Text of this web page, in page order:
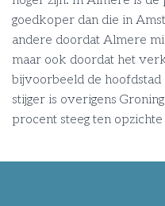
goedkoper dan die in
andere doordat Almere
maar ook doordat het
bijvoorbeeld de
stijger is overigens
procent steeg ten